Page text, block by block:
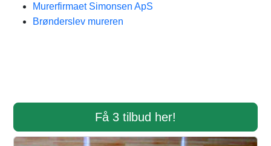
Murerfirmaet Simonsen ApS
Brønderslev mureren
Få 3 tilbud her!